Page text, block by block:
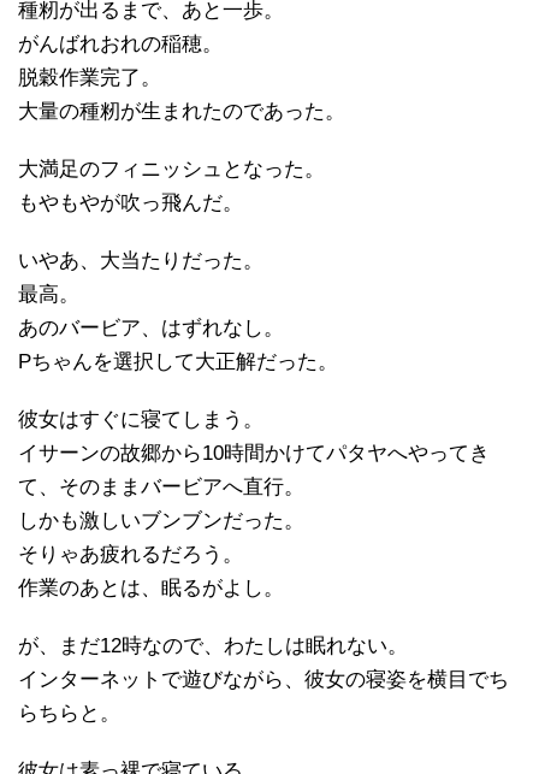
種籾が出るまで、あと一歩。
がんばれおれの稲穂。
脱穀作業完了。
大量の種籾が生まれたのであった。
大満足のフィニッシュとなった。
もやもやが吹っ飛んだ。
いやあ、大当たりだった。
最高。
あのバービア、はずれなし。
Pちゃんを選択して大正解だった。
彼女はすぐに寝てしまう。
イサーンの故郷から10時間かけてパタヤへやってき
て、そのままバービアへ直行。
しかも激しいブンブンだった。
そりゃあ疲れるだろう。
作業のあとは、眠るがよし。
が、まだ12時なので、わたしは眠れない。
インターネットで遊びながら、彼女の寝姿を横目でち
らちらと。